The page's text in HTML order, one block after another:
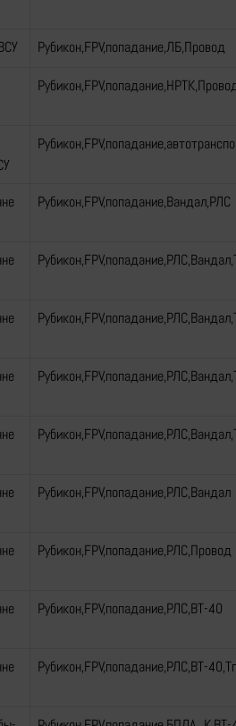
Рубикон,FPV,попадание,ЛБ,Провод
Рубикон,FPV,попадание,Вандал,РЛС
Рубикон,FPV,попадание,РЛС,Вандал
Рубикон,FPV,попадание,РЛС,Провод
Рубикон,FPV,попадание,РЛС,ВТ-40
Рубикон,FPV,попадание,РЛС,ВТ-